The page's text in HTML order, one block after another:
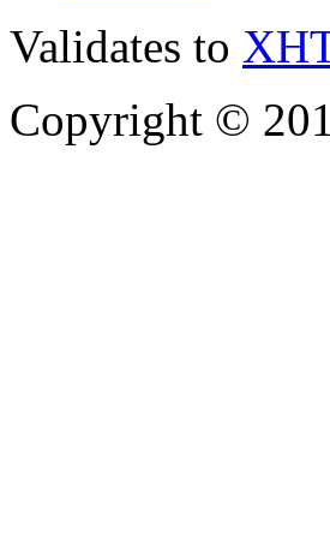
Validates to
Copyright ©